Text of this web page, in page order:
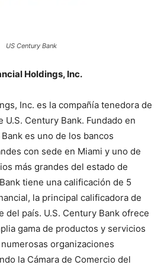
US Century Bank
Holdings, Inc.
Inc. es la compañía tenedora de
U.S. Century Bank. Fundado en
es uno de los bancos
con sede en Miami y uno de
más grandes del estado de
tiene una calificación de 5
la principal calificadora de
del país. U.S. Century Bank ofrece
gama de productos y servicios
organizaciones
la Cámara de Comercio del